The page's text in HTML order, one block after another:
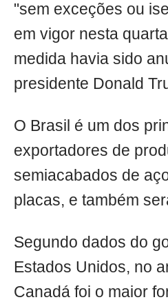
"sem exceções ou
em vigor nesta
medida havia sido
presidente Donald
O Brasil é um dos
exportadores de
semiacabados de
placas, e também
Segundo dados do
Estados Unidos, no
Canadá foi o maior